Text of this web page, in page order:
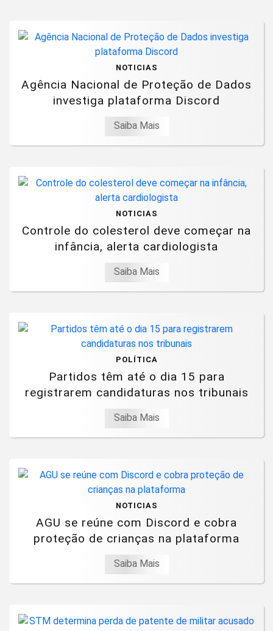
NOTICIAS
Agência Nacional de Proteção de Dados
investiga plataforma Discord
Saiba Mais
NOTICIAS
Controle do colesterol deve começar na
infância, alerta cardiologista
Saiba Mais
POLÍTICA
Partidos têm até o dia 15 para
registrarem candidaturas nos tribunais
Saiba Mais
NOTICIAS
AGU se reúne com Discord e cobra
proteção de crianças na plataforma
Saiba Mais